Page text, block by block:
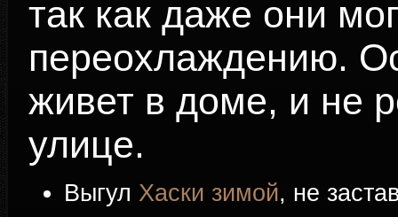
так как даже они
переохлаждению.
живет в доме, и не
улице.
Выгул Хаски зимой, не